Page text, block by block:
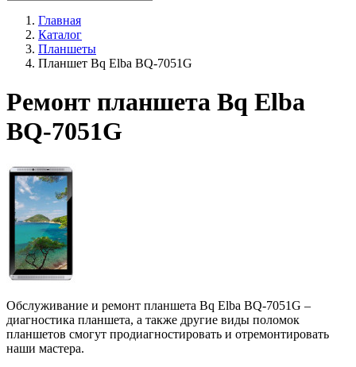
Главная
Каталог
Планшеты
Планшет Bq Elba BQ-7051G
Ремонт планшета Bq Elba
BQ-7051G
Обслуживание и ремонт планшета Bq Elba BQ-7051G –
диагностика планшета, а также другие виды поломок
планшетов смогут продиагностировать и отремонтировать
наши мастера.